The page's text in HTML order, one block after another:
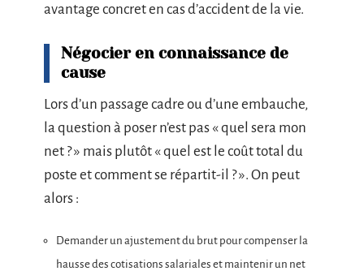
avantage concret en cas d’accident de la vie.
Négocier en connaissance de
cause
Lors d’un passage cadre ou d’une embauche,
la question à poser n’est pas « quel sera mon
net ? » mais plutôt « quel est le coût total du
poste et comment se répartit-il ? ». On peut
alors :
Demander un ajustement du brut pour compenser la
hausse des cotisations salariales et maintenir un net